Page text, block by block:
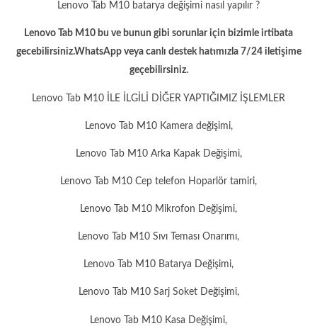
Lenovo Tab M10 batarya değişimi nasıl yapılır ?
Lenovo Tab M10 bu ve bunun gibi sorunlar için bizimle irtibata
gecebilirsiniz.WhatsApp veya canlı destek hatımızla 7/24 iletişime
geçebilirsiniz.
Lenovo Tab M10 İLE İLGİLİ DİĞER YAPTIĞIMIZ İŞLEMLER
Lenovo Tab M10 Kamera değişimi,
Lenovo Tab M10 Arka Kapak Değişimi,
Lenovo Tab M10 Cep telefon Hoparlör tamiri,
Lenovo Tab M10 Mikrofon Değişimi,
Lenovo Tab M10 Sıvı Teması Onarımı,
Lenovo Tab M10 Batarya Değişimi,
Lenovo Tab M10 Sarj Soket Değişimi,
Lenovo Tab M10 Kasa Değişimi,